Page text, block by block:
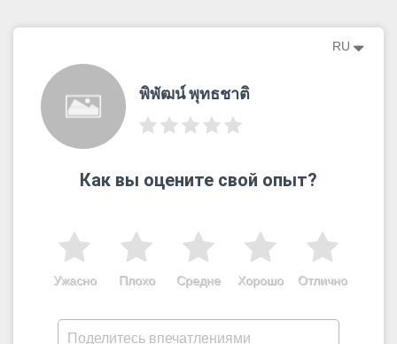
RU
พิพัฒน์ พุทธชาติ
Как вы оцените свой опыт?
Отлично
Хорошо
Средне
Плохо
Ужасно